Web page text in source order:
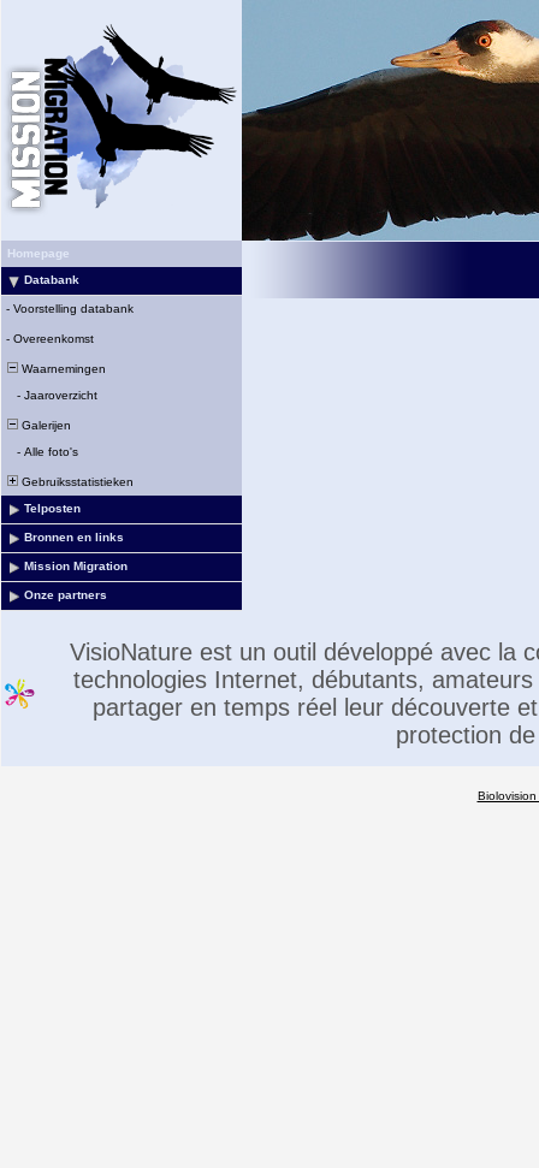
Homepage
Databank
- Voorstelling databank
- Overeenkomst
Waarnemingen
- Jaaroverzicht
Galerijen
- Alle foto's
Gebruiksstatistieken
Telposten
Bronnen en links
Mission Migration
Onze partners
VisioNature est un outil développé avec la
technologies Internet, débutants,
partager en temps réel leur découverte
protection
Biolovision